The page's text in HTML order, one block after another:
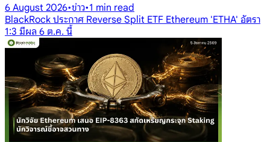
6 August 2026•ข่าว•1 min read
BlackRock ประกาศ Reverse Split ETF Ethereum 'ETHA' อัตรา
1:3 มีผล 6 ต.ค. นี้